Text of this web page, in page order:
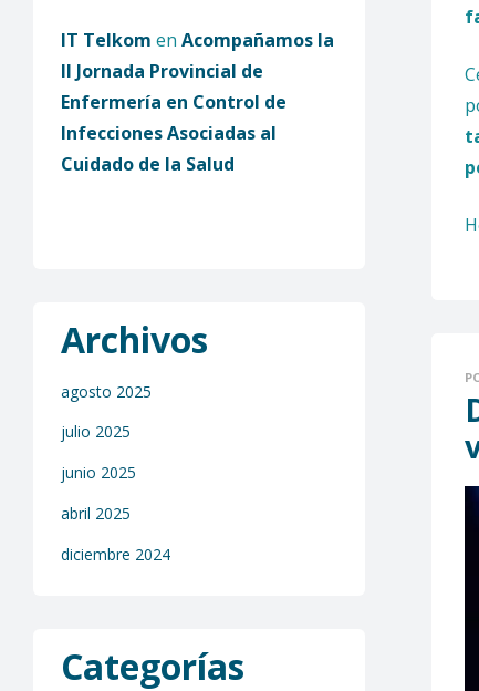
IT Telkom en Acompañamos la
II Jornada Provincial de
Enfermería en Control de
Infecciones Asociadas al
Cuidado de la Salud
Archivos
agosto 2025
julio 2025
junio 2025
abril 2025
diciembre 2024
Categorías